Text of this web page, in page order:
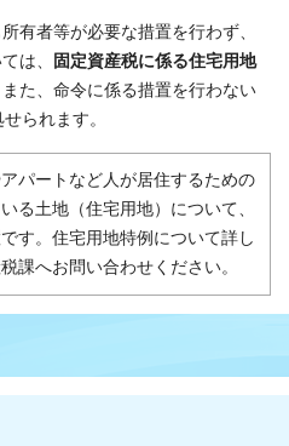
有者等が必要な措置を行わず、
は、
固定資産税に係る住宅用地
た、命令に係る措置を行わない
られます。
パートなど人が居住するための
る土地（住宅用地）について、
す。住宅用地特例について詳し
課へお問い合わせください。